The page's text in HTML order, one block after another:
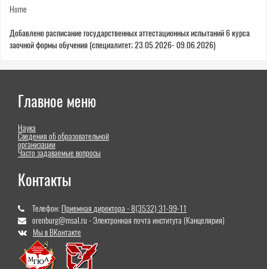
You
are
here
Home
Добавлено расписание государственных аттестационных испытаний 6 курса
заочной формы обучения (специалитет; 23.05.2026- 09.06.2026)
Главное меню
Наука
Сведения об образовательной
организации
Часто задаваемые вопросы
Контакты
Телефон: Приемная директора - 8(3532) 31-99-11
orenburg@msal.ru - Электронная почта института (Канцелярия)
Мы в ВКонтакте